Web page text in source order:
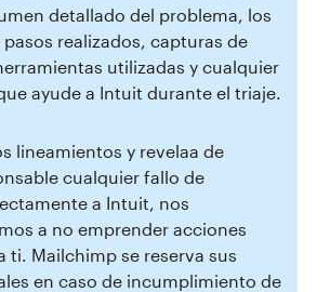
detallado del problema, los
realizados, capturas de
utilizadas y cualquier
ayude a Intuit durante el triaje.
lineamientos y revelaa de
cualquier fallo de
a Intuit, nos
a no emprender acciones
ti. Mailchimp se reserva sus
en caso de incumplimiento de